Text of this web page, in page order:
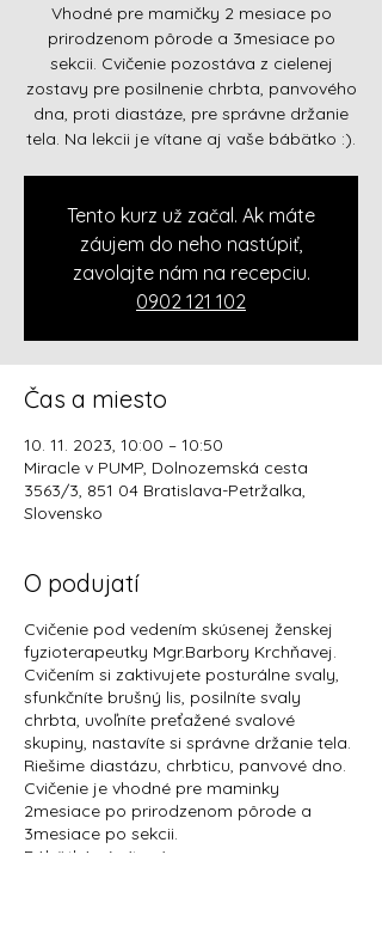
Vhodné pre mamičky 2 mesiace po
prirodzenom pôrode a 3mesiace po
sekcii. Cvičenie pozostáva z cielenej
zostavy pre posilnenie chrbta, panvového
dna, proti diastáze, pre správne držanie
tela. Na lekcii je vítane aj vaše bábätko :).
Tento kurz už začal. Ak máte
záujem do neho nastúpiť,
zavolajte nám na recepciu.
0902 121 102
Čas a miesto
10. 11. 2023, 10:00 – 10:50
Miracle v PUMP, Dolnozemská cesta
3563/3, 851 04 Bratislava-Petržalka,
Slovensko
O podujatí
Cvičenie pod vedením skúsenej ženskej
fyzioterapeutky Mgr.Barbory Krchňavej.
Cvičením si zaktivujete posturálne svaly,
sfunkčníte brušný lis, posilníte svaly
chrbta, uvoľníte preťažené svalové
skupiny, nastavíte si správne držanie tela.
Riešime diastázu, chrbticu, panvové dno.
Cvičenie je vhodné pre maminky
2mesiace po prirodzenom pôrode a
3mesiace po sekcii.
Bábätká sú vítané.